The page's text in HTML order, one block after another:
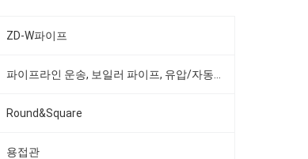
ZD-W파이프
Round&Square
용접관